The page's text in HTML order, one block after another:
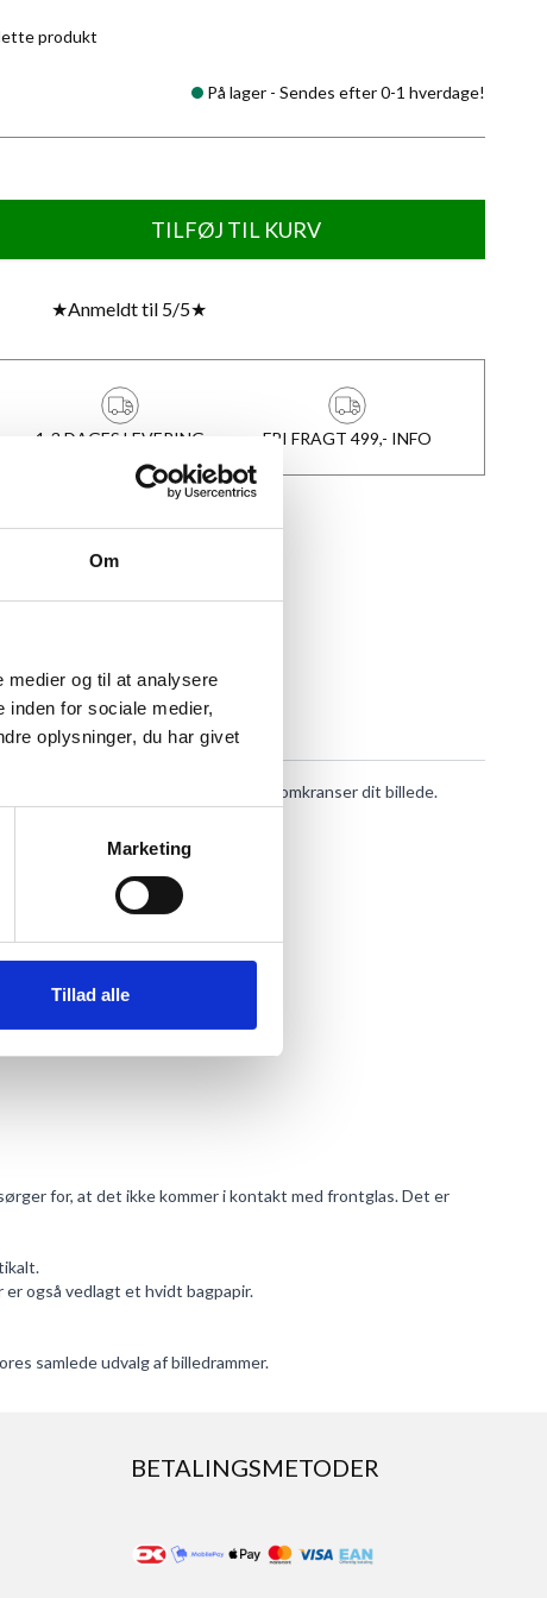
Om
medier og til at analysere
for sociale medier,
oplysninger, du har givet
Marketing
Tillad alle
produkt
På lager - Sendes efter 0-1 hverdage!
TILFØJ TIL KURV
★Anmeldt til 5/5★
1-3 DAGES LEVERING FRI FRAGT 499,- INFO
væg lyser rammen virkelig op og omkranser dit billede.
for, at det ikke kommer i kontakt med frontglas. Det er
også vedlagt et hvidt bagpapir.
samlede udvalg afbilledrammer.
BETALINGSMETODER